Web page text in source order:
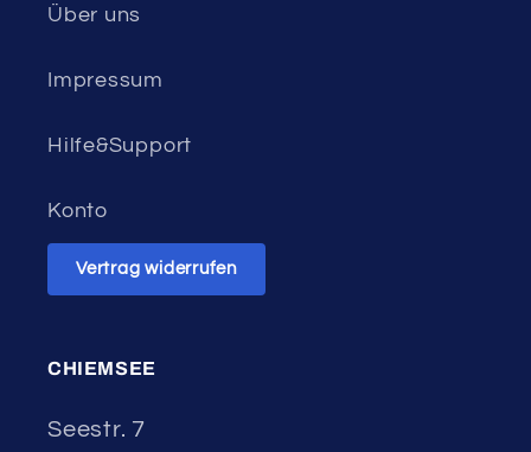
Über uns
Impressum
Hilfe&Support
Konto
Vertrag widerrufen
CHIEMSEE
Seestr. 7